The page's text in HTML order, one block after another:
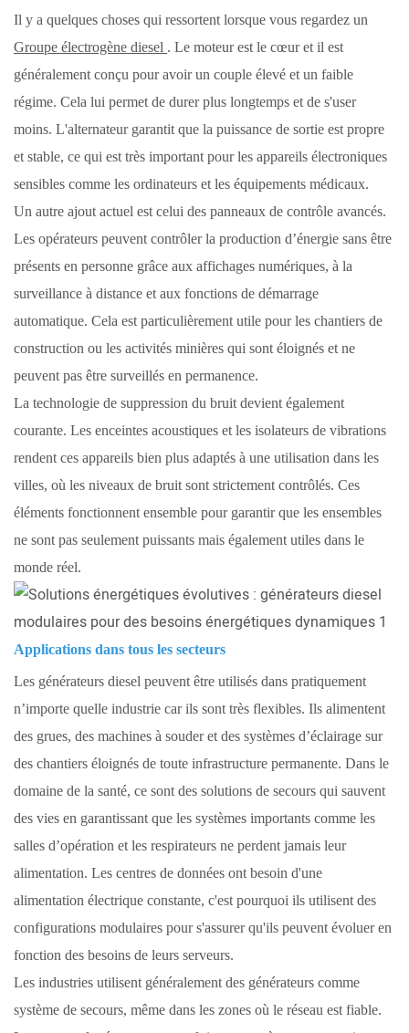
Il y a quelques choses qui ressortent lorsque vous regardez un
Groupe électrogène diesel . Le moteur est le cœur et il est
généralement conçu pour avoir un couple élevé et un faible
régime. Cela lui permet de durer plus longtemps et de s'user
moins. L'alternateur garantit que la puissance de sortie est propre
et stable, ce qui est très important pour les appareils électroniques
sensibles comme les ordinateurs et les équipements médicaux.
Un autre ajout actuel est celui des panneaux de contrôle avancés.
Les opérateurs peuvent contrôler la production d’énergie sans être
présents en personne grâce aux affichages numériques, à la
surveillance à distance et aux fonctions de démarrage
automatique. Cela est particulièrement utile pour les chantiers de
construction ou les activités minières qui sont éloignés et ne
peuvent pas être surveillés en permanence.
La technologie de suppression du bruit devient également
courante. Les enceintes acoustiques et les isolateurs de vibrations
rendent ces appareils bien plus adaptés à une utilisation dans les
villes, où les niveaux de bruit sont strictement contrôlés. Ces
éléments fonctionnent ensemble pour garantir que les ensembles
ne sont pas seulement puissants mais également utiles dans le
monde réel.
Applications dans tous les secteurs
Les générateurs diesel peuvent être utilisés dans pratiquement
n’importe quelle industrie car ils sont très flexibles. Ils alimentent
des grues, des machines à souder et des systèmes d’éclairage sur
des chantiers éloignés de toute infrastructure permanente. Dans le
domaine de la santé, ce sont des solutions de secours qui sauvent
des vies en garantissant que les systèmes importants comme les
salles d’opération et les respirateurs ne perdent jamais leur
alimentation. Les centres de données ont besoin d'une
alimentation électrique constante, c'est pourquoi ils utilisent des
configurations modulaires pour s'assurer qu'ils peuvent évoluer en
fonction des besoins de leurs serveurs.
Les industries utilisent généralement des générateurs comme
système de secours, même dans les zones où le réseau est fiable.